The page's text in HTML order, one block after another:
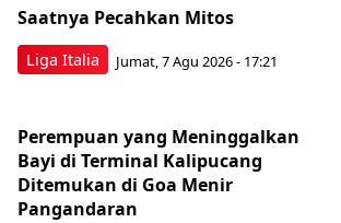
Liga Italia
Saatnya Pecahkan Mitos
Jumat, 7 Agu 2026 - 17:21
Perempuan yang Meninggalkan
Bayi di Terminal Kalipucang
Ditemukan di Goa Menir
Pangandaran